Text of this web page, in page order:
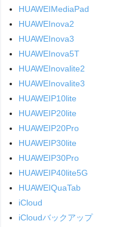
HUAWEIMediaPad
HUAWEInova2
HUAWEInova3
HUAWEInova5T
HUAWEInovalite2
HUAWEInovalite3
HUAWEIP10lite
HUAWEIP20lite
HUAWEIP20Pro
HUAWEIP30lite
HUAWEIP30Pro
HUAWEIP40lite5G
HUAWEIQuaTab
iCloud
iCloudバックアップ